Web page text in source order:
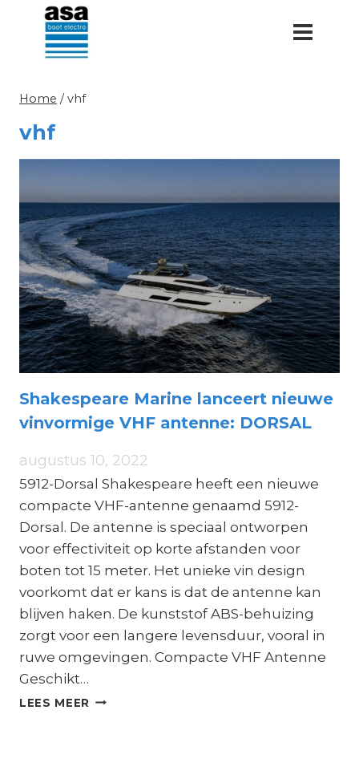
Doorgaan
inhoud
Home / vhf
vhf
Shakespeare Marine lanceert nieuwe
vinvormige VHF antenne: DORSAL
augustus 10, 2022
5912-Dorsal Shakespeare heeft een nieuwe
compacte VHF-antenne genaamd 5912-
Dorsal. De antenne is speciaal ontworpen
voor effectiviteit op korte afstanden voor
boten tot 15 meter. Het unieke vin design
voorkomt dat er kans is dat de antenne kan
blijven haken. De kunststof ABS-behuizing
zorgt voor een langere levensduur, vooral in
ruwe omgevingen. Compacte VHF Antenne
Geschikt…
LEES MEER SHAKESPEARE